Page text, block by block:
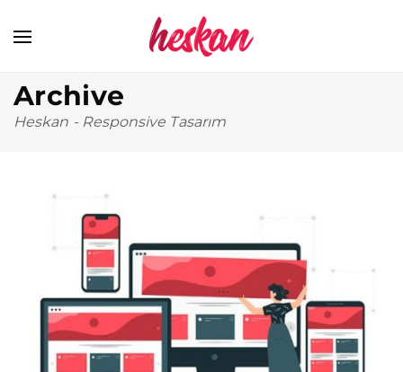
Archive
Heskan - Responsive Tasarım